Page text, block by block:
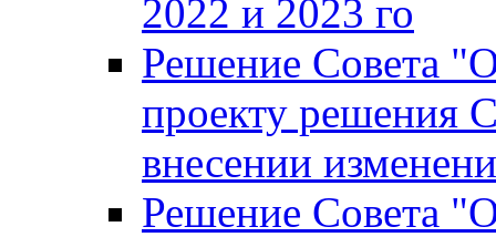
2022 и 2023 го
Решение Совета
проекту решения
внесении
Решение Совета